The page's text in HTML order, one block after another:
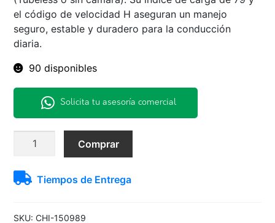
el código de velocidad H aseguran un manejo
seguro, estable y duradero para la conducción
diaria.
90 disponibles
Solicita tu asesoría comercial
175/60
79H
Comprar
Tiempos de Entrega
SKU:CHI-150989